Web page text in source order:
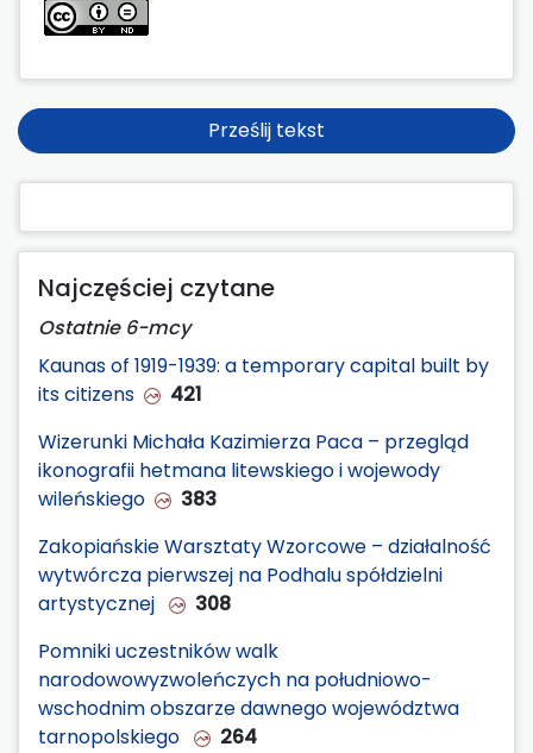
Prześlij tekst
Najczęściej czytane
Ostatnie 6-mcy
Kaunas of 1919-1939: a temporary capital built by
its citizens
421
Wizerunki Michała Kazimierza Paca – przegląd
ikonografii hetmana litewskiego i wojewody
wileńskiego
383
Zakopiańskie Warsztaty Wzorcowe – działalność
wytwórcza pierwszej na Podhalu spółdzielni
artystycznej
308
Pomniki uczestników walk
narodowowyzwoleńczych na południowo-
wschodnim obszarze dawnego województwa
tarnopolskiego
264